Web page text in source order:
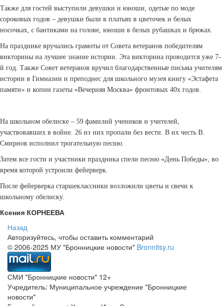
Также для гостей выступили девушки и юноши, одетые по моде
сороковых годов – девушки были в платьях в цветочек и белых
носочках, с бантиками на голове, юноши­ в белых рубашках и брюках.
На празднике вручались грамоты от Совета ветеранов победителям
викторины на лучшее знание истории. Эта викторина проводится уже 7­
й год. Также Совет ветеранов вручил благодарственные письма учителям
истории в Гимназии и преподнес для школьного музея книгу «Эстафета
памяти» и копии газеты «Вечерняя Москва» фронтовых 40­х годов.
На школьном обелиске – 59 фамилий учеников и учителей,
участвовавших в войне. 26 из них пропали без вести. В их честь В.
Смирнов исполнил трогательную песню.
Затем все гости и участники праздника спели песню «День Победы», во
время которой устроили фейерверк.
После фейерверка старшеклассники возложили цветы и свечи к
школьному обелиску.
Ксения КОРНЕЕВА
Назад
Авторизуйтесь, чтобы оставить комментарий
© 2006-2025 МУ "Бронницкие новости" Bronnitsy.ru
СМИ "Бронницкие новости" 12+
Учредитель: Муниципальное учреждение "Бронницкие
новости"